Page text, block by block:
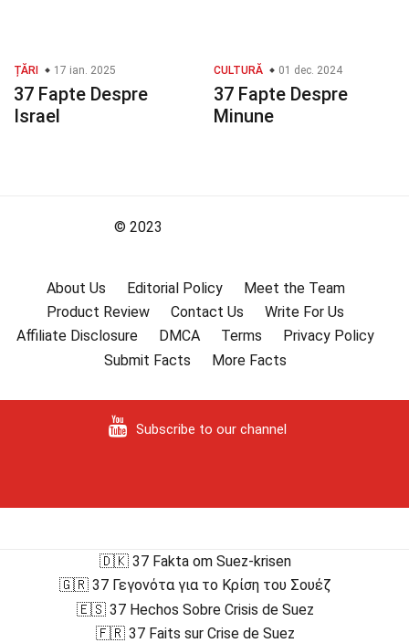
ȚĂRI 17 ian. 2025
37 Fapte Despre
Israel
CULTURĂ 01 dec. 2024
37 Fapte Despre
Minune
© 2023
About Us Editorial Policy
Meet the Team
Product Review
Contact Us
Write For Us
Affiliate Disclosure
DMCA Terms
Privacy Policy
Submit Facts
More Facts
Subscribe to our channel
🇩🇰 37 Fakta om Suez-krisen
🇬🇷 37 Γεγονότα για το Κρίση του Σουέζ
🇪🇸 37 Hechos Sobre Crisis de Suez
🇫🇷 37 Faits sur Crise de Suez